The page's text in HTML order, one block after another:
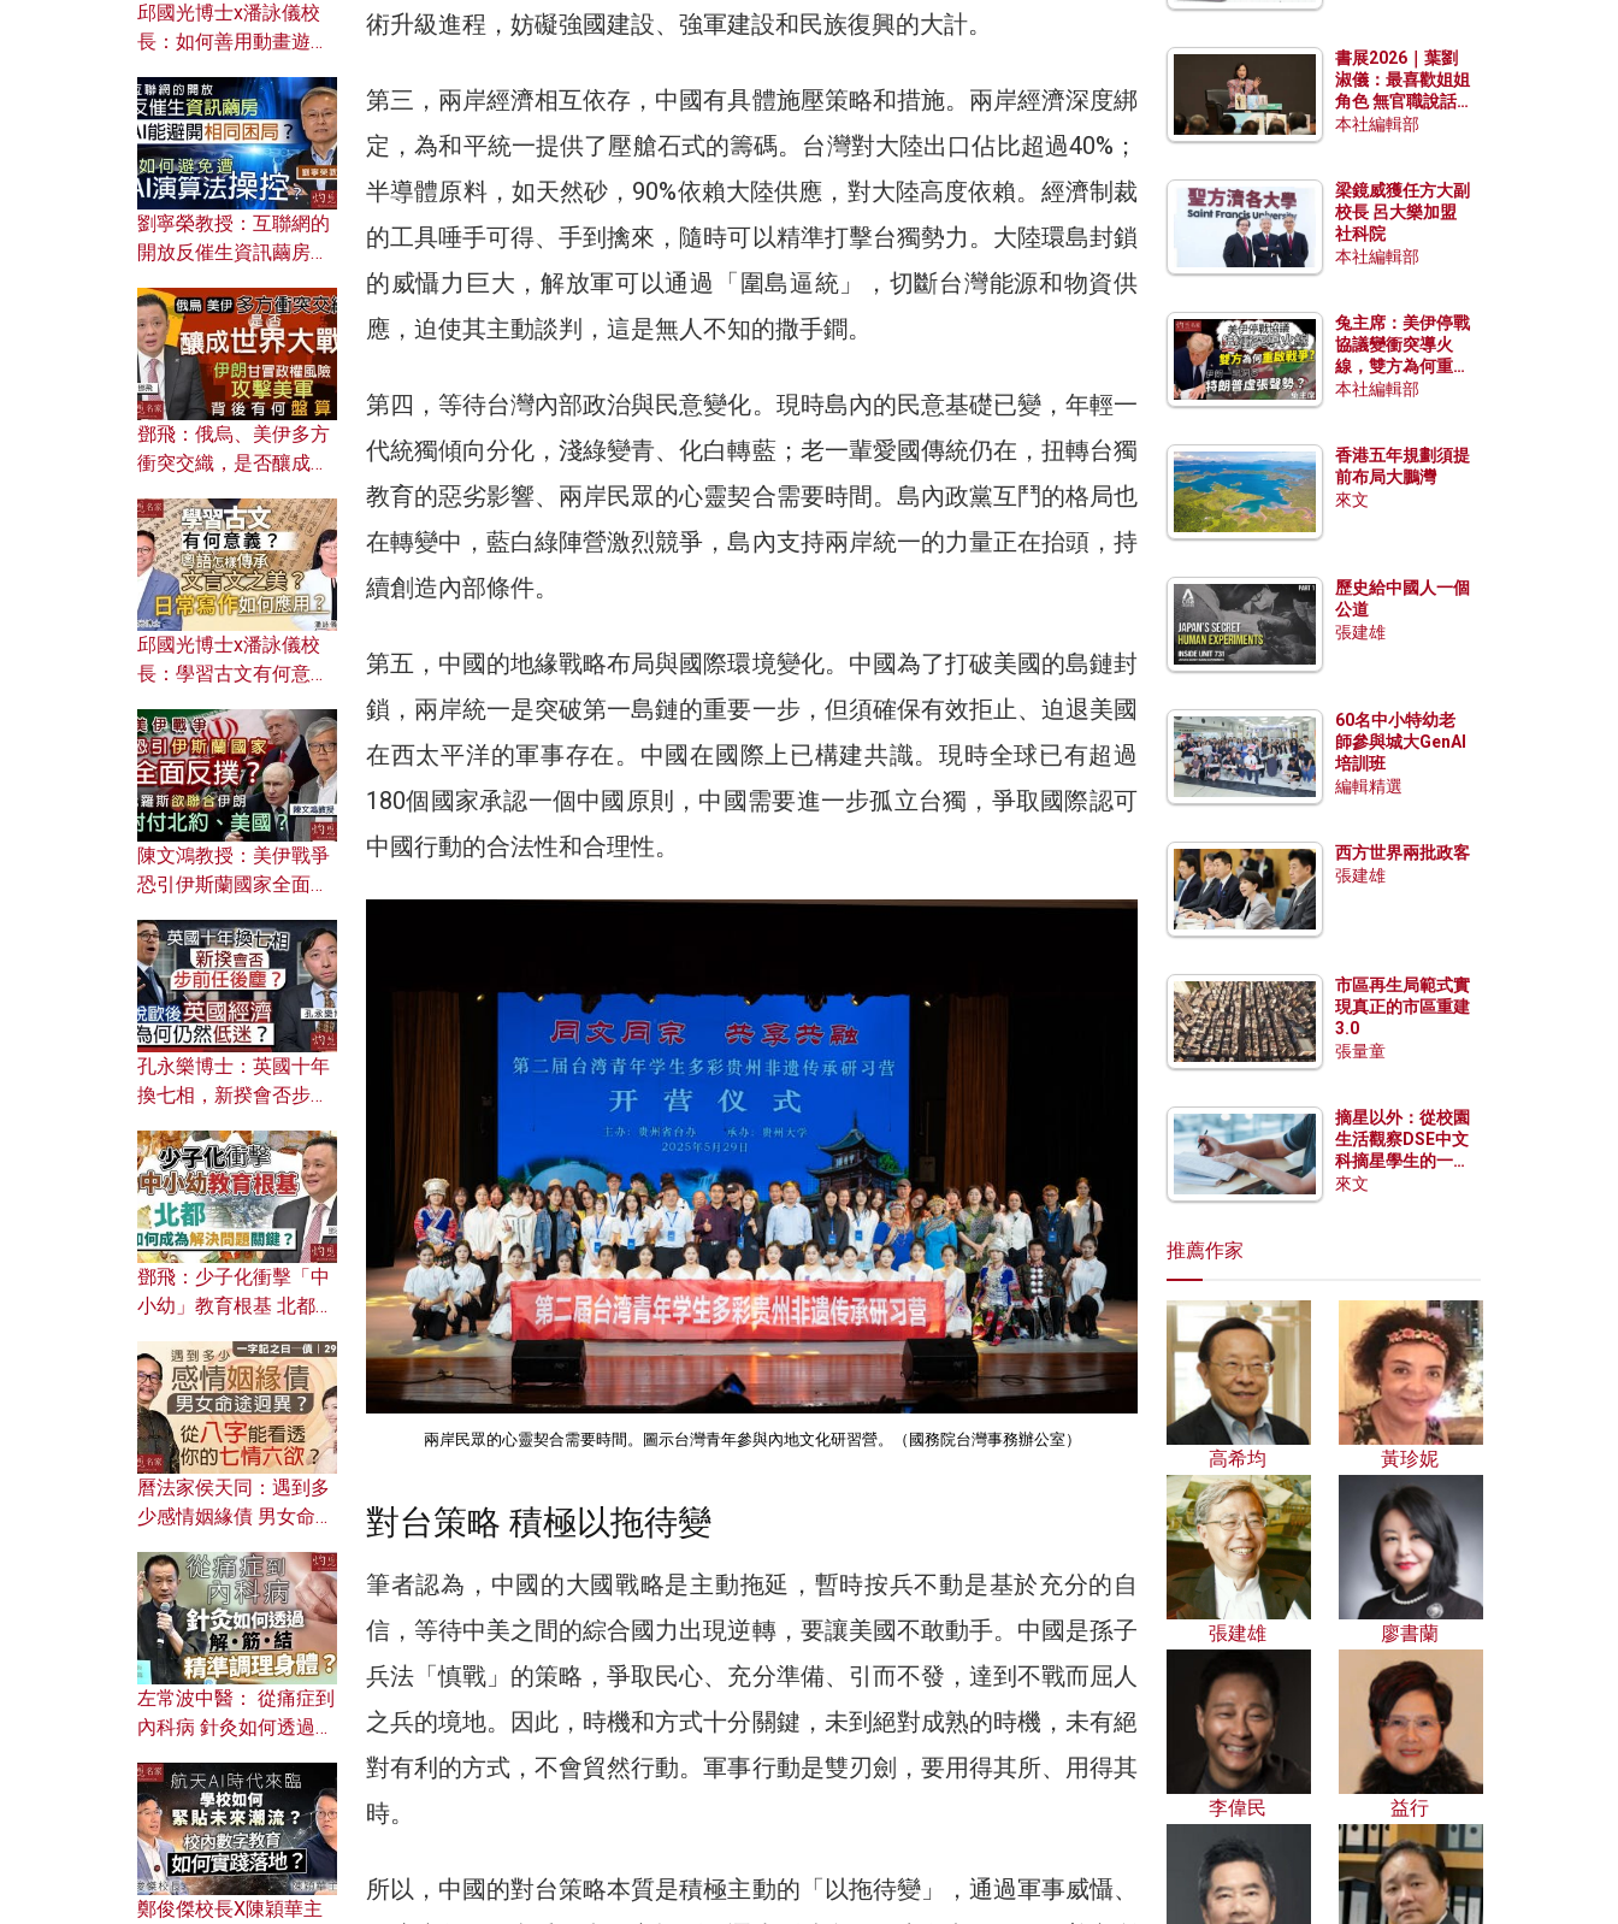
術升級進程，妨礙強國建設、強軍建設和民族復興的大計。
第三，兩岸經濟相互依存，中國有具體施壓策略和措施。兩岸經濟深度綁
定，為和平統一提供了壓艙石式的籌碼。台灣對大陸出口佔比超過40%；
半導體原料，如天然砂，90%依賴大陸供應，對大陸高度依賴。經濟制裁
的工具唾手可得、手到擒來，隨時可以精準打擊台獨勢力。大陸環島封鎖
的威懾力巨大，解放軍可以通過「圍島逼統」，切斷台灣能源和物資供
應，迫使其主動談判，這是無人不知的撒手鐧。
第四，等待台灣內部政治與民意變化。現時島內的民意基礎已變，年輕一
代統獨傾向分化，淺綠變青、化白轉藍；老一輩愛國傳統仍在，扭轉台獨
教育的惡劣影響、兩岸民眾的心靈契合需要時間。島內政黨互鬥的格局也
在轉變中，藍白綠陣營激烈競爭，島內支持兩岸統一的力量正在抬頭，持
續創造內部條件。
第五，中國的地緣戰略布局與國際環境變化。中國為了打破美國的島鏈封
鎖，兩岸統一是突破第一島鏈的重要一步，但須確保有效拒止、迫退美國
在西太平洋的軍事存在。中國在國際上已構建共識。現時全球已有超過
180個國家承認一個中國原則，中國需要進一步孤立台獨，爭取國際認可
中國行動的合法性和合理性。
兩岸民眾的心靈契合需要時間。圖示台灣青年參與內地文化研習營。（國務院台灣事務辦公室）
對台策略 積極以拖待變
筆者認為，中國的大國戰略是主動拖延，暫時按兵不動是基於充分的自
信，等待中美之間的綜合國力出現逆轉，要讓美國不敢動手。中國是孫子
兵法「慎戰」的策略，爭取民心、充分準備、引而不發，達到不戰而屈人
之兵的境地。因此，時機和方式十分關鍵，未到絕對成熟的時機，未有絕
對有利的方式，不會貿然行動。軍事行動是雙刃劍，要用得其所、用得其
時。
所以，中國的對台策略本質是積極主動的「以拖待變」，通過軍事威懾、
邱國光博士x潘詠儀校
長：如何善用動畫遊戲
劉寧榮教授：互聯網的
開放反催生資訊繭房，
何避免遭AI演算法操
控？
鄧飛：俄烏、美伊多方
衝突交織，是否釀成世
風險攻擊美軍，背後有
何盤算？
邱國光博士x潘詠儀校
長：學習古文有何意
文之美？ 日常寫作如何
應用？
陳文鴻教授：美伊戰爭
恐引伊斯蘭國家全面反
對付北約美國？
孔永樂博士：英國十年
換七相，新揆會否步前
濟為何仍然低迷？
鄧飛：少子化衝擊「中
小幼」教育根基 北都如
曆法家侯天同：遇到多
少感情姻緣債 男女命途
的七情六欲？
左常波中醫： 從痛症到
內科病 針灸如何透過解
鄭俊傑校長X陳穎華主
書展2026｜葉劉
淑儀：最喜歡姐姐
角色 無官職說話
包袱少
本社編輯部
梁鏡威獲任方大副
校長 呂大樂加盟
社科院
本社編輯部
兔主席：美伊停戰
協議變衝突導火
線，雙方為何重啟
戰爭？伊朗一早洞
本社編輯部
香港五年規劃須提
前布局大鵬灣
來文
歷史給中國人一個
公道
張建雄
60名中小特幼老
師參與城大GenAI
培訓班
編輯精選
西方世界兩批政客
張建雄
市區再生局範式實
現真正的市區重建
3.0
張量童
摘星以外：從校園
生活觀察DSE中文
科摘星學生的一點
特質
來文
推薦作家
高希均 黃珍妮
張建雄 廖書蘭
李偉民 益行